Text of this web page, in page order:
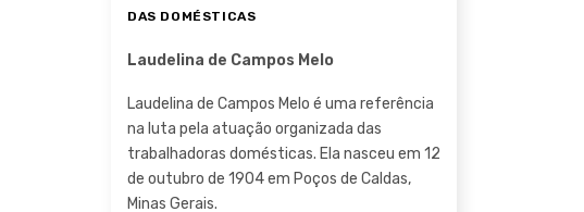
DAS DOMÉSTICAS
Laudelina de Campos Melo
Laudelina de Campos Melo é uma referência
na luta pela atuação organizada das
trabalhadoras domésticas. Ela nasceu em 12
de outubro de 1904 em Poços de Caldas,
Minas Gerais.